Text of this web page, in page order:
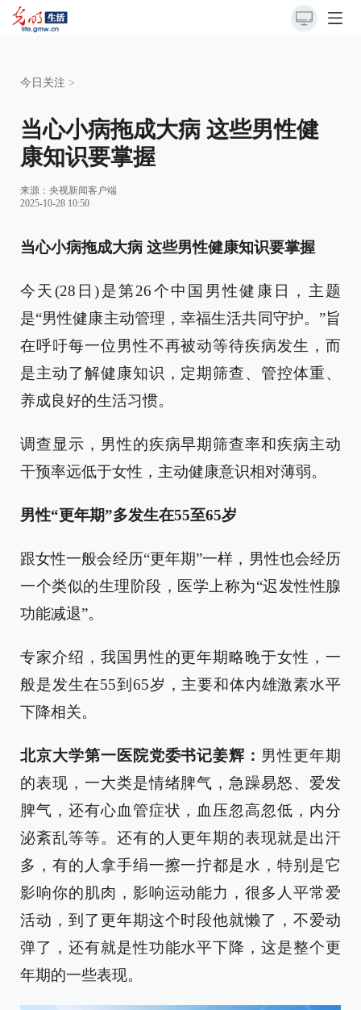
今日关注 >
当心小病拖成大病 这些男性健
康知识要掌握
来源： 央视新闻客户端
2025-10-28 10:50
当心小病拖成大病 这些男性健康知识要掌握
今天(28日)是第26个中国男性健康日，主题
是“男性健康主动管理，幸福生活共同守护。”旨
在呼吁每一位男性不再被动等待疾病发生，而
是主动了解健康知识，定期筛查、管控体重、
养成良好的生活习惯。
调查显示，男性的疾病早期筛查率和疾病主动
干预率远低于女性，主动健康意识相对薄弱。
男性“更年期”多发生在55至65岁
跟女性一般会经历“更年期”一样，男性也会经历
一个类似的生理阶段，医学上称为“迟发性性腺
功能减退”。
专家介绍，我国男性的更年期略晚于女性，一
般是发生在55到65岁，主要和体内雄激素水平
下降相关。
北京大学第一医院党委书记姜辉 ： 男性更年期
的表现，一大类是情绪脾气，急躁易怒、爱发
脾气，还有心血管症状，血压忽高忽低，内分
泌紊乱等等。还有的人更年期的表现就是出汗
多，有的人拿手绢一擦一拧都是水，特别是它
影响你的肌肉，影响运动能力，很多人平常爱
活动，到了更年期这个时段他就懒了，不爱动
弹了，还有就是性功能水平下降，这是整个更
年期的一些表现。